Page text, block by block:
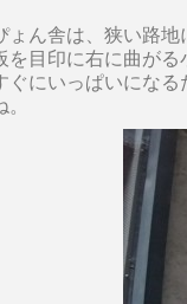
ょん舎は、狭い路地
を目印に右に曲がる
ぐにいっぱいにな